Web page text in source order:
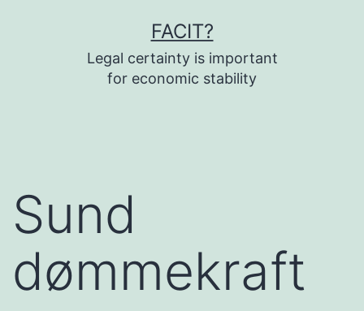
FACIT?
Legal certainty is important
for economic stability
Sund
dømmekraft